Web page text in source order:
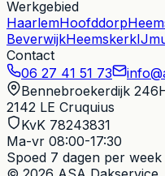
Werkgebied
HaarlemHoofddorp
BeverwijkHeemskerk
Contact
06 27 41 51 73
Bennebroekerdijk
2142 LE Cruquius
KvK 78243831
Ma-vr 08:00-17:30
Spoed 7 dagen per